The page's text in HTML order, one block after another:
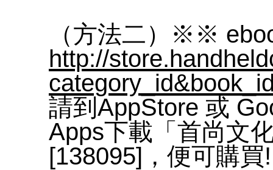
（方法二）※※
http://
category_id&book_i
請到AppStore 或
Apps下載「首尚文
[138095]，便可購買!